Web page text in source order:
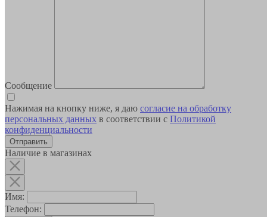
Сообщение
Нажимая на кнопку ниже, я даю согласие на обработку
персональных данных в соответствии с Политикой
конфиденциальности
Наличие в магазинах
Имя:
Телефон: